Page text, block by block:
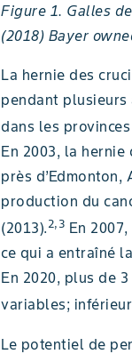
Figure 1. Galles
(2018) Bayer
La hernie des
pendant plusieurs
dans les
En 2003, la
près
production du
(2013).2,3 En
ce qui a entraîné
En 2020, plus de
variables;
Le potentiel de